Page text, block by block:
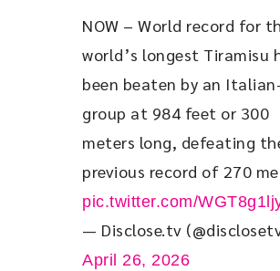
NOW – World record for
world’s longest Tiramisu
been beaten by an
group at 984 feet or 300
meters long, defeating
previous record of 270
pic.twitter.com/
— Disclose.tv
April 26, 2026